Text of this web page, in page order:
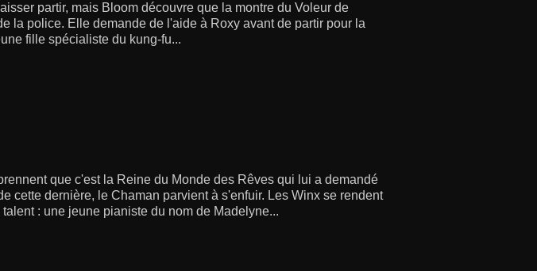
partir, mais Bloom découvre que la montre du Voleur de
la police. Elle demande de l'aide à Roxy avant de partir pour la
fille spécialiste du kung-fu...
que c'est la Reine du Monde des Rêves qui lui a demandé
cette dernière, le Chaman parvient à s'enfuir. Les Winx se rendent
: une jeune pianiste du nom de Madelyne...